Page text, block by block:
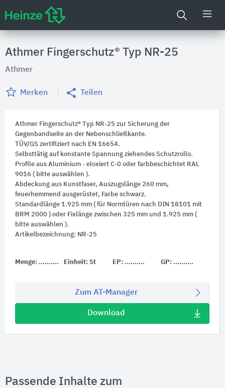
Athmer Fingerschutz® Typ NR-25
Athmer
Merken Teilen
Athmer Fingerschutz® Typ NR-25 zur Sicherung der
Gegenbandseite an der Nebenschließkante.
TÜV/GS zertifiziert nach EN 16654.
Selbsttätig auf konstante Spannung ziehendes Schutzrollo.
Profile aus Aluminium - eloxiert C-0 oder farbbeschichtet RAL
9016 ( bitte auswählen ).
Abdeckung aus Kunstfaser, Auszugslänge 260 mm,
feuerhemmend ausgerüstet, Farbe schwarz.
Standardlänge 1.925 mm ( für Normtüren nach DIN 18101 mit
BRM 2000 ) oder Fixlänge zwischen 325 mm und 1.925 mm (
bitte auswählen ).
Artikelbezeichnung: NR-25
Menge: .......... Einheit: St EP: .......... GP: ..........
Zum AT-Manager
Download
Passende Inhalte zum